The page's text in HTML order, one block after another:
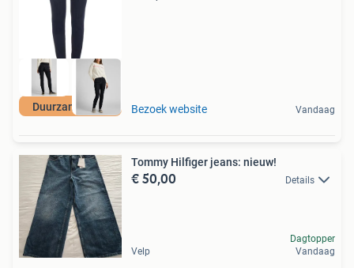
Duurzame Deal Bezoek website Vandaag
Tommy Hilfiger jeans: nieuw!
€ 50,00 Details
Velp
Dagtopper
Vandaag